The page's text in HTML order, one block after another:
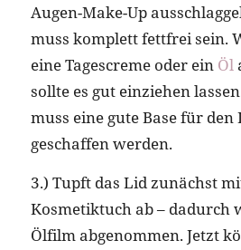
Augen-Make-Up
muss komplett fettfrei sein.
eine Tagescreme oder ein Öl
sollte es gut einziehen
muss eine gute Base für den
geschaffen werden.
3.) Tupft das Lid zunächst
Kosmetiktuch ab – dadurch
Ölfilm abgenommen. Jetzt